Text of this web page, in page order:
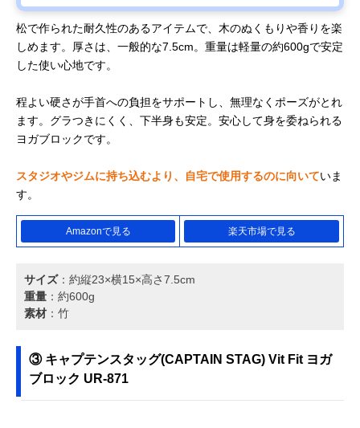
松で作られた耐久性のあるアイテムで、木のぬくもりや香りを楽
しめます。厚さは、一般的な7.5cm。重量は軽量の約600gで安定
した使い心地です。
程よい硬さが手首への負担をサポートし、無理なくポーズがとれ
ます。グラつきにくく、下半身も安定。安心して身を委ねられる
ヨガブロックです。
スタジオやジムに持ち込むより、自宅で使用するのに向いていま
す。
Amazonで見る 楽天市場で見る
サイズ：約縦23×横15×高さ7.5cm
重量 ：約600g
素材 ：竹
③ キャプテンスタッグ(CAPTAIN STAG) Vit Fit ヨガ
ブロック UR-871